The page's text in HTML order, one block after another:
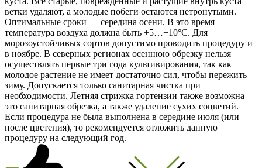
ветки удаляют, а молодые побеги остаются нетронутыми.
Оптимальные сроки — середина осени. В это время
температура воздуха должна быть +5…+10°С. Для
морозоустойчивых сортов допустимо проводить процедуру и
в ноябре. В северных регионах осеннюю обрезку нельзя
осуществлять первые три года культивирования, так как
молодое растение не имеет достаточно сил, чтобы пережить
зиму. Допускается только санитарная чистка при
необходимости. Летняя стрижка гортензии также возможна —
это санитарная обрезка, а также удаление сухих соцветий.
Если процедура не была выполнена в середине июля (или
после цветения), то рекомендуется отложить данную
процедуру на следующий год.